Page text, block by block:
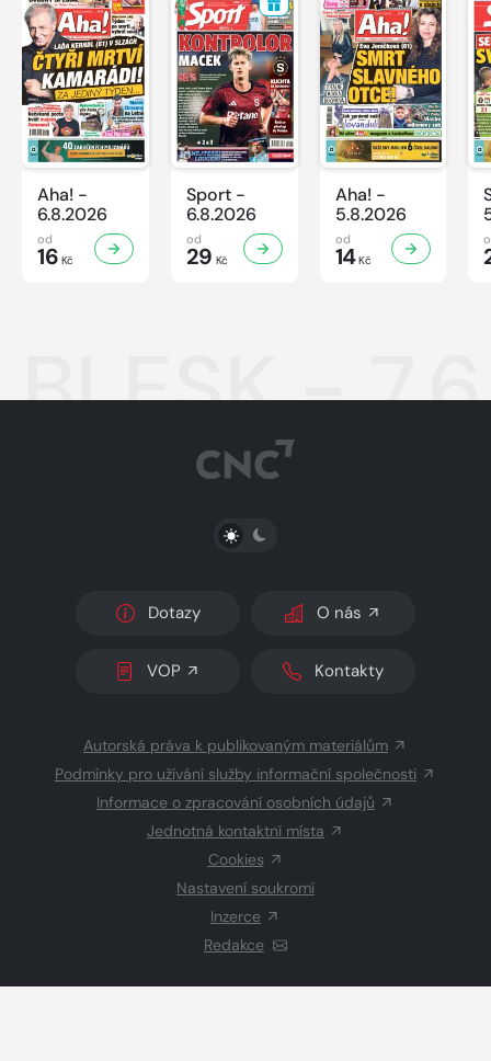
Aha! -
6.8.2026
od
16 Kč
Sport -
6.8.2026
od
29 Kč
Aha! -
5.8.2026
od
14Kč
BLESK -
PŘEPNOUT SVĚTLÝ/TMAVÝ REŽIM
Dotazy O nás
VOP Kontakty
Autorská práva k publikovaným materiálům
Podmínky pro užívání služby informační společnosti
Informace o zpracování osobních údajů
Jednotná kontaktní místa
Cookies
Nastavení soukromí
Inzerce
Redakce